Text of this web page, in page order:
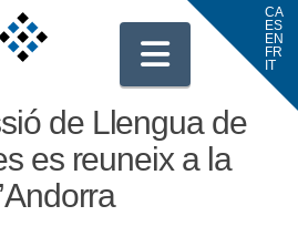
de Llengua de
es reuneix a la